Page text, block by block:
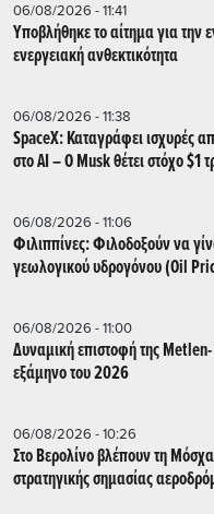
06/08/2026 - 11:41
Υποβλήθηκε το αίτημα για την
ενεργειακή ανθεκτικότητα
06/08/2026 - 11:38
SpaceX: Καταγράφει ισχυρές
στο AI – Ο Musk θέτει στόχο $1
06/08/2026 - 11:06
Φιλιππίνες: Φιλοδοξούν να
γεωλογικού υδρογόνου (Oil
06/08/2026 - 11:00
Δυναμική επιστοφή της
εξάμηνο του 2026
06/08/2026 - 10:26
Στο Βερολίνο βλέπουν τη
στρατηγικής σημασίας